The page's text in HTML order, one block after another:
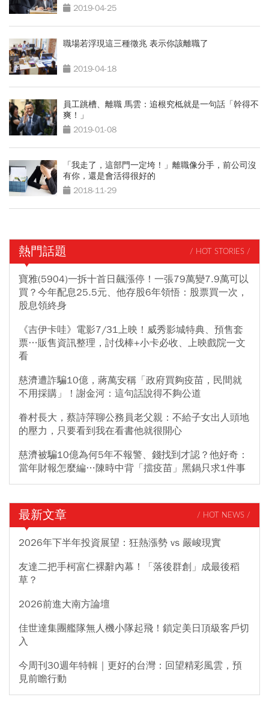
2019-04-25
職場若浮現這三種徵兆 表示你該離職了
2019-04-18
員工跳槽、離職 馬雲：追根究柢就是一句話「幹得不
爽！」
2019-01-08
「我走了，這部門一定垮！」離職像分手，前公司沒
有你，還是會活得很好的
2018-11-29
熱門話題 / HOT STORIES /
寶雅(5904)一拆十首日飆漲停！一張79萬變7.9萬可以
買？今年配息25.5元、他存股6年領悟：股票買一次，
股息領終身
《吉伊卡哇》電影7/31上映！威秀影城特典、預售套
票…販售資訊整理，討伐棒+小卡必收、上映戲院一文
看
慈濟遭詐騙10億，蔣萬安稱「政府買夠疫苗，民間就
不用採購」！謝金河：這句話說得不夠公道
眷村長大，蔡詩萍聊公務員老父親：不給子女出人頭地
的壓力，只要看到我在看書他就很開心
慈濟被騙10億為何5年不報警、錢找到才認？他好奇：
當年財報怎麼編…陳時中背「擋疫苗」黑鍋只求1件事
最新文章 / HOT NEWS /
2026年下半年投資展望：狂熱漲勢 vs 嚴峻現實
友達二把手柯富仁裸辭內幕！「落後群創」成最後稻
草？
2026前進大南方論壇
佳世達集團艦隊無人機小隊起飛！鎖定美日頂級客戶切
入
今周刊30週年特輯｜更好的台灣：回望精彩風雲，預
見前瞻行動